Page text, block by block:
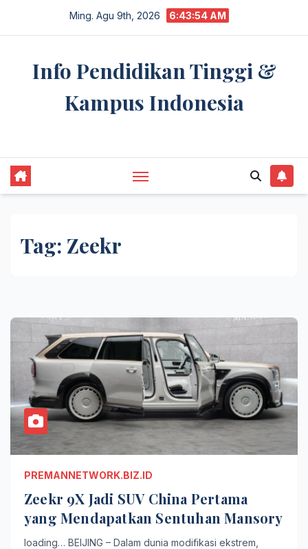
Ming. Agu 9th, 2026 6:43:55 AM
Info Pendidikan Tinggi &
Kampus Indonesia
Tag: Zeekr
PREMANNETWORK.BIZ.ID
Zeekr 9X Jadi SUV China Pertama
yang Mendapatkan Sentuhan Mansory
loading… BEIJING – Dalam dunia modifikasi ekstrem,